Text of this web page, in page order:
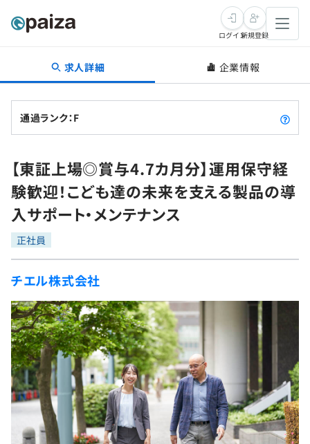
転職・キャリア
転職成功ガイド
転職エージェント
インタビュー
転職成功ガイド
新卒就活
求人検索
本選考
インターン
新卒エージェント
イベント・セミナー
インタビュー
就活成功ガイド
学習
問題集
4択課題
ナレッジ
リファレンス
プラン
個人向けプラン
プログラミング言語
評価結果一覧
再チャレンジ結果一覧
ゲーム・マンガ
Tech Team Journal
paiza times
note
paizaとは？
ログイン新規登録
求人詳細 企業情報
通過ランク：F
【東証上場◎賞与4.7カ月分】運用保守経
験歓迎！こども達の未来を支える製品の導
入サポート・メンテナンス
正社員
チエル株式会社